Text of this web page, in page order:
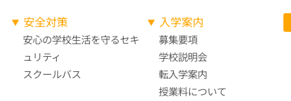
安全対策
安心の学校生活を守るセキ
ュリティ
スクールバス
入学案内
募集要項
学校説明会
転入学案内
授業料について